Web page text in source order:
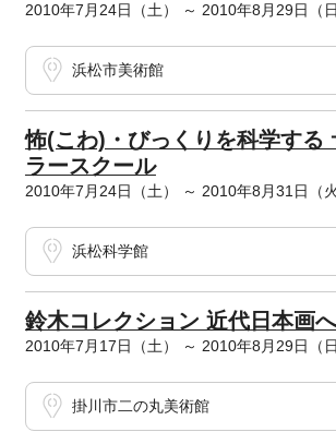
2010年7月24日（土） ～ 2010年8月29日（日
浜松市美術館
怖(こわ)・びっくりを科学する
ラースクール
2010年7月24日（土） ～ 2010年8月31日（火
浜松科学館
鈴木コレクション 近代日本画
2010年7月17日（土） ～ 2010年8月29日（日
掛川市二の丸美術館